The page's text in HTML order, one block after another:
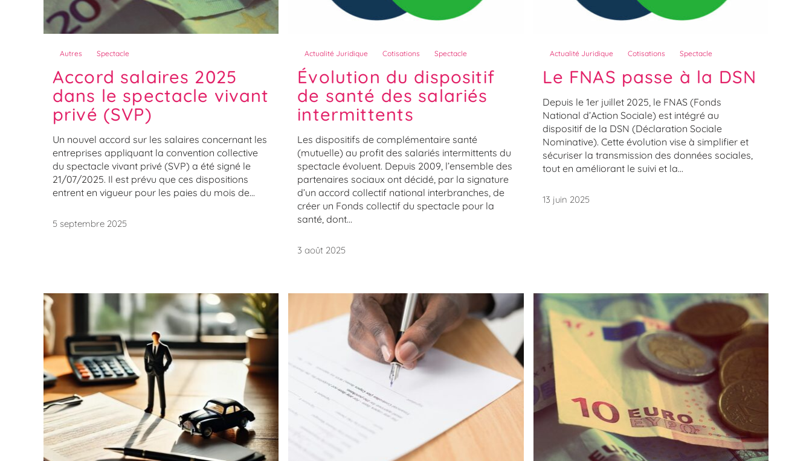
Autres Spectacle
Accord salaires 2025
dans le spectacle vivant
privé (SVP)
Un nouvel accord sur les salaires concernant les
entreprises appliquant la convention collective
du spectacle vivant privé (SVP) a été signé le
21/07/2025. Il est prévu que ces dispositions
entrent en vigueur pour les paies du mois de...
5 septembre 2025
Actualité Juridique Cotisations Spectacle
Évolution du dispositif
de santé des salariés
intermittents
Les dispositifs de complémentaire santé
(mutuelle) au profit des salariés intermittents du
spectacle évoluent. Depuis 2009, l’ensemble des
partenaires sociaux ont décidé, par la signature
d’un accord collectif national interbranches, de
créer un Fonds collectif du spectacle pour la
santé, dont...
3 août 2025
Actualité Juridique Cotisations Spectacle
Le FNAS passe à la DSN
Depuis le 1er juillet 2025, le FNAS (Fonds
National d’Action Sociale) est intégré au
dispositif de la DSN (Déclaration Sociale
Nominative). Cette évolution vise à simplifier et
sécuriser la transmission des données sociales,
tout en améliorant le suivi et la...
13 juin 2025